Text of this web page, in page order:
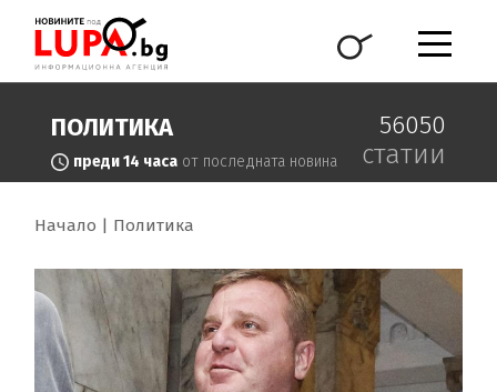
ПОЛИТИКА
преди 14 часа от последната новина
56050
статии
Начало Политика